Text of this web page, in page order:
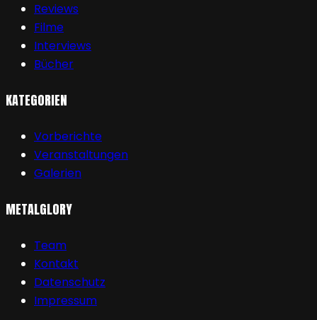
Reviews
Filme
Interviews
Bücher
KATEGORIEN
Vorberichte
Veranstaltungen
Galerien
METALGLORY
Team
Kontakt
Datenschutz
Impressum